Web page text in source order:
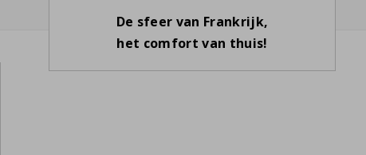
De sfeer van Frankrijk,
het comfort van thuis!